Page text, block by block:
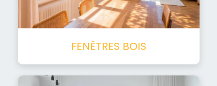
FENÊTRES BOIS